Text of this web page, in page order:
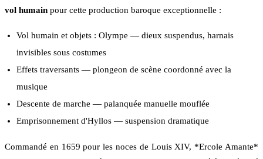
vol humain pour cette production baroque exceptionnelle :
Vol humain et objets : Olympe — dieux suspendus, harnais
invisibles sous costumes
Effets traversants — plongeon de scène coordonné avec la
musique
Descente de marche — palanquée manuelle mouflée
Emprisonnement d'Hyllos — suspension dramatique
Commandé en 1659 pour les noces de Louis XIV, *Ercole Amante*